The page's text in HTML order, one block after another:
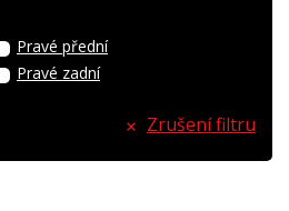
Pravé přední
Pravé zadní
Zrušení filtru